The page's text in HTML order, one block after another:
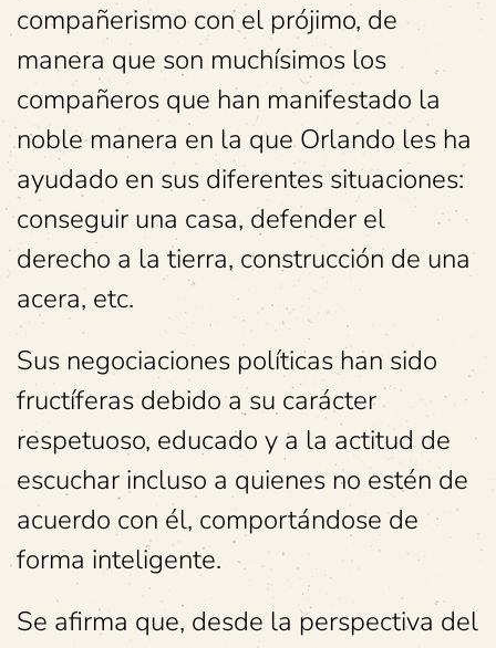
compañerismo con el prójimo, de
manera que son muchísimos los
compañeros que han manifestado la
noble manera en la que Orlando les ha
ayudado en sus diferentes situaciones:
conseguir una casa, defender el
derecho a la tierra, construcción de una
acera, etc.
Sus negociaciones políticas han sido
fructíferas debido a su carácter
respetuoso, educado y a la actitud de
escuchar incluso a quienes no estén de
acuerdo con él, comportándose de
forma inteligente.
Se afirma que, desde la perspectiva del